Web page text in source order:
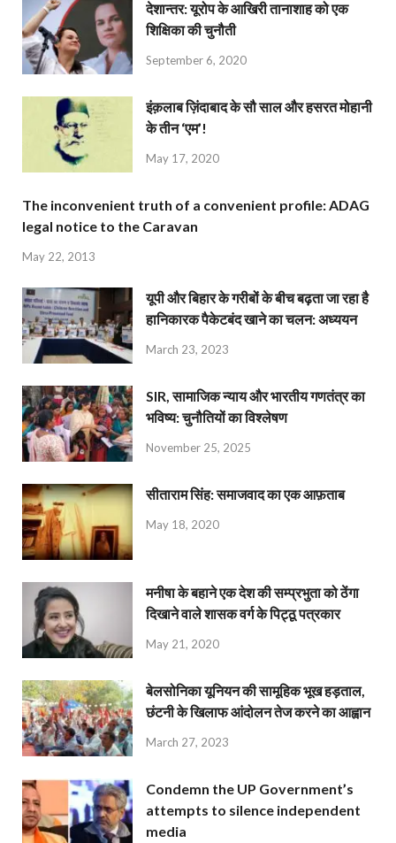
देशान्‍तर: यूरोप के आखिरी तानाशाह को एक
शिक्षिका की चुनौती
September 6, 2020
इंक़लाब ज़िंदाबाद के सौ साल और हसरत मोहानी
के तीन ‘एम’!
May 17, 2020
The inconvenient truth of a convenient profile: ADAG
legal notice to the Caravan
May 22, 2013
यूपी और बिहार के गरीबों के बीच बढ़ता जा रहा है
हानिकारक पैकेटबंद खाने का चलन: अध्ययन
March 23, 2023
SIR, सामाजिक न्याय और भारतीय गणतंत्र का
भविष्य: चुनौतियों का विश्लेषण
November 25, 2025
सीताराम सिंह: समाजवाद का एक आफ़ताब
May 18, 2020
मनीषा के बहाने एक देश की सम्प्रभुता को ठेंगा
दिखाने वाले शासक वर्ग के पिट्ठू पत्रकार
May 21, 2020
बेलसोनिका यूनियन की सामूहिक भूख हड़ताल,
छंटनी के खिलाफ आंदोलन तेज करने का आह्वान
March 27, 2023
Condemn the UP Government’s
attempts to silence independent
media